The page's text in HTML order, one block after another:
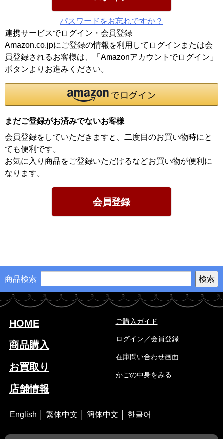
パスワードをお忘れですか？
連携サービスでログイン・会員登録
Amazon.co.jpにご登録の情報を利用してログインまたは会
員登録されるお客様は、「Amazonアカウントでログイン」
ボタンよりお進みください。
まだご登録がお済みでないお客様
会員登録をしていただきますと、二度目のお買い物時にと
ても便利です。
お気に入り商品をご登録いただけるなどお買い物が便利に
なります。
会員登録
商品検索
HOME
商品購入
お買取り
店舗情報
ご購入ガイド
ログイン／会員登録
在庫問い合わせ画面
かごの中身をみる
English 繁体中文 簡体中文 한글어